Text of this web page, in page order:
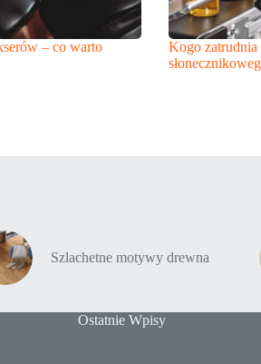
– co warto
Kogo
Szlachetne motywy drewna
Ostatnie Wpisy